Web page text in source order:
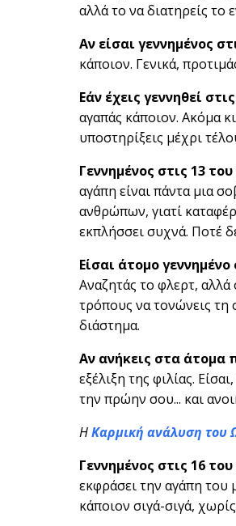
αλλά το να διατηρείς το
Αν είσαι γεννημένος
κάποιον. Γενικά,
Εάν έχεις γεννηθεί
αγαπάς κάποιον. Ακόμα
υποστηρίξεις μέχρι
Γεννημένος στις 13
αγάπη είναι πάντα μια
ανθρώπων, γιατί
εκπλήσσει συχνά. Ποτέ
Είσαι άτομο
Αναζητάς το φλερτ, αλλά
τρόπους να τονώνεις τη
διάστημα.
Αν ανήκεις στα άτομα
εξέλιξη της φιλίας.
την πρώην σου... και
ΗΚαρμική ανάλυση του
Γεννημένος στις 16
εκφράσει την αγάπη του
κάποιον σιγά-σιγά,